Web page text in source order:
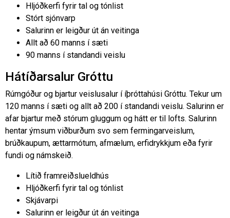
Hljóðkerfi fyrir tal og tónlist
Stórt sjónvarp
Salurinn er leigður út án veitinga
Allt að 60 manns í sæti
90 manns í standandi veislu
Hátíðarsalur Gróttu
Rúmgóður og bjartur veislusalur í íþróttahúsi Gróttu. Tekur um
120 manns í sæti og allt að 200 í standandi veislu. Salurinn er
afar bjartur með stórum gluggum og hátt er til lofts. Salurinn
hentar ýmsum viðburðum svo sem fermingarveislum,
brúðkaupum, ættarmótum, afmælum, erfidrykkjum eða fyrir
fundi og námskeið.
Lítið framreiðslueldhús
Hljóðkerfi fyrir tal og tónlist
Skjávarpi
Salurinn er leigður út án veitinga